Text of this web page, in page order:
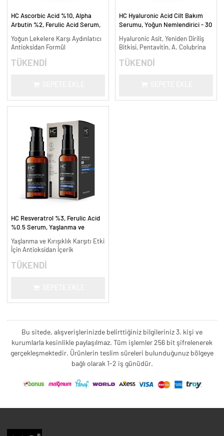
HC Ascorbic Acid %10, Alpha
Arbutin %2, Ferulic Acid Serum,
ml.
Yoğun Lekelere Karşı Aydınlatıcı
Antioksidan Formül
TÜKENDİ
HC Hyaluronic Acid Cilt Bakım
Serumu, Yoğun Nemlendirici - 30
Hyaluronic Asit, Yeniden Diriliş
Bitkisi, Pentavitin, A. Colubrina
TÜKENDİ
HC Resveratrol %3, Ferulic Acid
%0.5 Serum, Yaşlanma ve
Yaşlanma ve Kırışıklık Karşıtı Etki
İçin Antioksidan İçerik
TÜKENDİ
Bu sitede, alışverişlerinizde belirttiğiniz bilgileriniz 3. kişi ve
kurumlarla kesinlikle paylaşılmaz. Tüm işlemler 256 bit şifrelenerek
gerçekleşmektedir. Ürünlerin teslim süreleri bulunduğunuz bölgeye
bağlı olarak 1-2 iş günüdür.